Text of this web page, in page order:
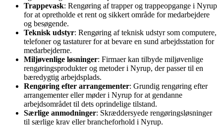
Trappevask: Rengøring af trapper og trappeopgange i Nyrup
for at opretholde et rent og sikkert område for medarbejdere
og besøgende.
Teknisk udstyr: Rengøring af teknisk udstyr som computere,
telefoner og tastaturer for at bevare en sund arbejdsstation for
medarbejderne.
Miljøvenlige løsninger: Firmaer kan tilbyde miljøvenlige
rengøringsprodukter og metoder i Nyrup, der passer til en
bæredygtig arbejdsplads.
Rengøring efter arrangementer: Grundig rengøring efter
arrangementer eller møder i Nyrup for at gendanne
arbejdsområdet til dets oprindelige tilstand.
Særlige anmodninger: Skræddersyede rengøringsløsninger
til særlige krav eller brancheforhold i Nyrup.